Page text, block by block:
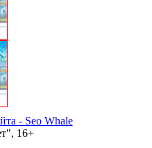
- Seo Whale
16+